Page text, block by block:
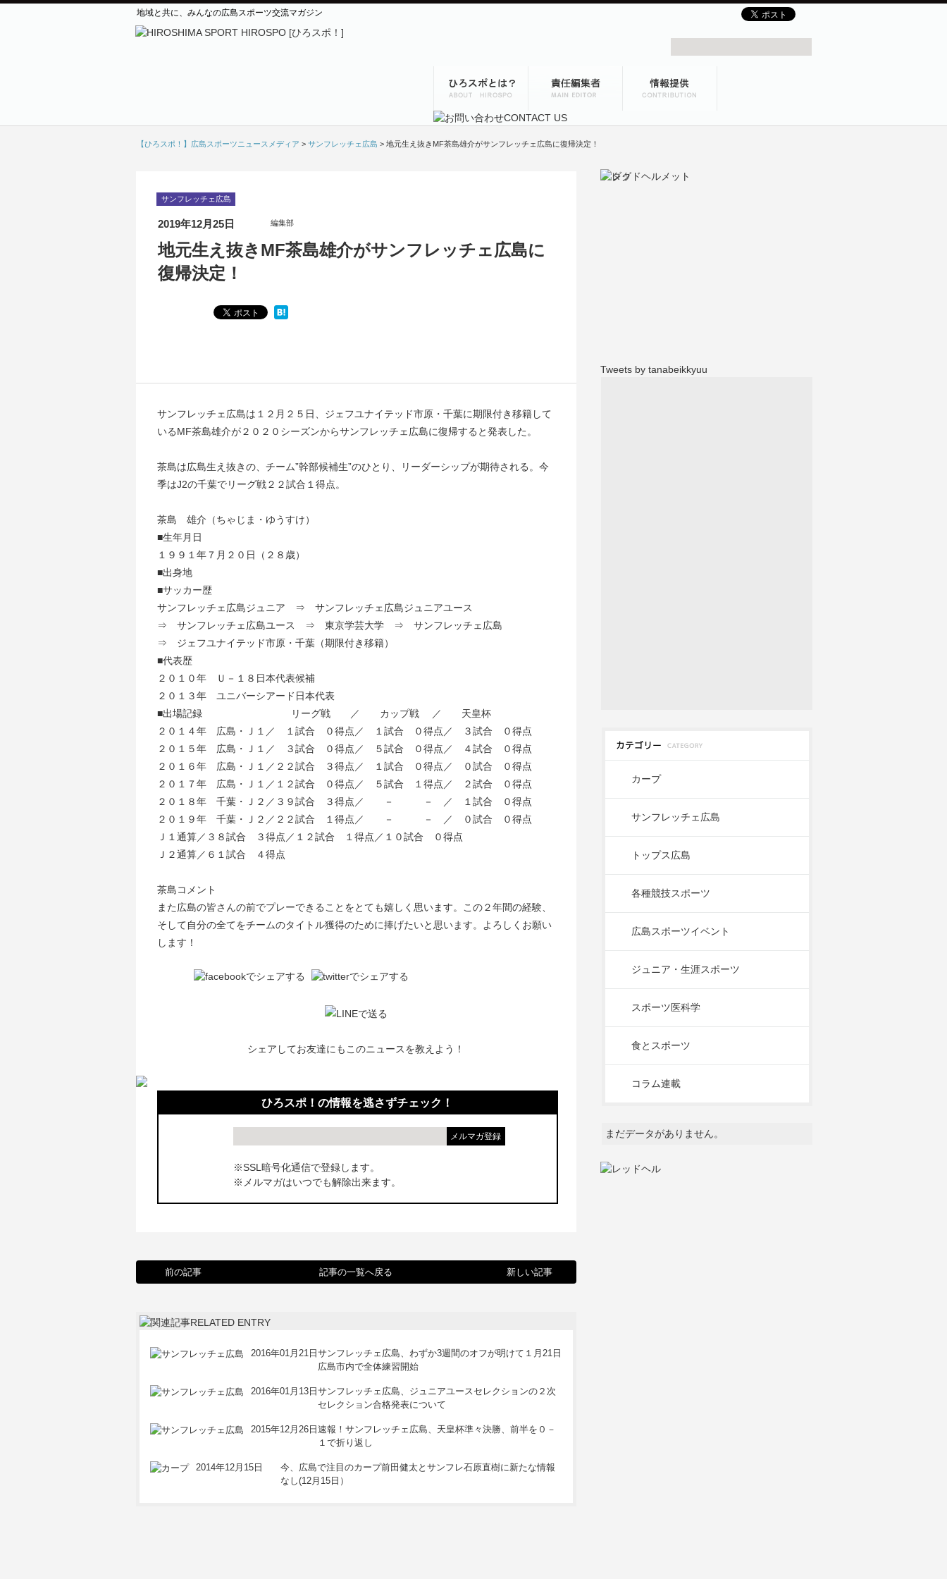
地域と共に、みんなの広島スポーツ交流マガジン
【ひろスポ！】広島スポーツニュースメディア > サンフレッチェ広島 > 地元生え抜きMF茶島雄介がサンフレッチェ広島に復帰決定！
サンフレッチェ広島
2019年12月25日 編集部
地元生え抜きMF茶島雄介がサンフレッチェ広島に
復帰決定！
サンフレッチェ広島は１２月２５日、ジェフユナイテッド市原・千葉に期限付き移籍して
いるMF茶島雄介が２０２０シーズンからサンフレッチェ広島に復帰すると発表した。
茶島は広島生え抜きの、チーム”幹部候補生”のひとり、リーダーシップが期待される。今
季はJ2の千葉でリーグ戦２２試合１得点。
茶島 雄介（ちゃじま・ゆうすけ）
■生年月日
１９９１年７月２０日（２８歳）
■出身地
■サッカー歴
サンフレッチェ広島ジュニア ⇒ サンフレッチェ広島ジュニアユース
⇒ サンフレッチェ広島ユース ⇒ 東京学芸大学 ⇒ サンフレッチェ広島
⇒ ジェフユナイテッド市原・千葉（期限付き移籍）
■代表歴
２０１０年 Ｕ－１８日本代表候補
２０１３年 ユニバーシアード日本代表
■出場記録 リーグ戦 ／ カップ戦 ／ 天皇杯
２０１４年 広島・Ｊ１／ １試合 ０得点／ １試合 ０得点／ ３試合 ０得点
２０１５年 広島・Ｊ１／ ３試合 ０得点／ ５試合 ０得点／ ４試合 ０得点
２０１６年 広島・Ｊ１／２２試合 ３得点／ １試合 ０得点／ ０試合 ０得点
２０１７年 広島・Ｊ１／１２試合 ０得点／ ５試合 １得点／ ２試合 ０得点
２０１８年 千葉・Ｊ２／３９試合 ３得点／ － － ／ １試合 ０得点
２０１９年 千葉・Ｊ２／２２試合 １得点／ － － ／ ０試合 ０得点
Ｊ１通算／３８試合 ３得点／１２試合 １得点／１０試合 ０得点
Ｊ２通算／６１試合 ４得点
茶島コメント
また広島の皆さんの前でプレーできることをとても嬉しく思います。この２年間の経験、
そして自分の全てをチームのタイトル獲得のために捧げたいと思います。よろしくお願い
します！
シェアしてお友達にもこのニュースを教えよう！
ひろスポ！の情報を逃さずチェック！
※SSL暗号化通信で登録します。
※メルマガはいつでも解除出来ます。
前の記事 記事の一覧へ戻る 新しい記事
2016年01月21日 サンフレッチェ広島、わずか3週間のオフが明けて１月21日
広島市内で全体練習開始
2016年01月13日 サンフレッチェ広島、ジュニアユースセレクションの２次
セレクション合格発表について
2015年12月26日 速報！サンフレッチェ広島、天皇杯準々決勝、前半を０－
１で折り返し
2014年12月15日
今、広島で注目のカープ前田健太とサンフレ石原直樹に新たな情報
なし(12月15日）
Tweets by tanabeikkyuu
カープ
サンフレッチェ広島
トップス広島
各種競技スポーツ
広島スポーツイベント
ジュニア・生涯スポーツ
スポーツ医科学
食とスポーツ
コラム連載
まだデータがありません。